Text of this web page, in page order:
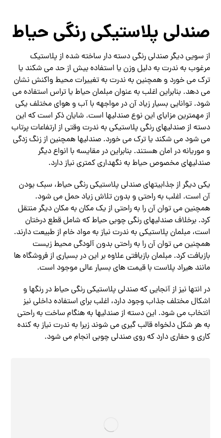
صندلی پلاستیکی رنگی حیاط
از سویی دیگر صندلی رنگی دسته دار ساخته شده از پلاستیک
مرغوب به ندرت به دلیل وزن یا استفاده بیش از حد می شکند یا
ترک می خورد و همچنین به ندرت به تغییرات محیط واکنش نشان
می دهد. بنابراین اغلب به عنوان مبلمان حیاط یا تراس استفاده می
شود. توانایی بسیار زیاد آن در مواجهه با آب و هوای مختلف یکی
از مهمترین مزایای این نوع صندلیها است. شایان ذکر است که این
دسته از صندلیهای رنگی پلاستیکی به ندرت وقتی از ارتفاعات پرتاب
می شود می شکند یا ترک می خورد. صندلیها همچنین از زنگ زدگی
و موریانه در امان هستند. بنابراین در مقایسه با انواع دیگر
صندلیهای مخصوص حیاط به نگهداری کمتری نیاز دارد.
یکی دیگر از جذابیتهای صندلی پلاستیکی رنگی حیاط، سبک بودن
آن است. اغلب به راحتی و بدون تلاش زیاد حمل می شود.
همچنین می توان آن را به راحتی از یک مکان به مکان دیگر منتقل
کرد. برخلاف صندلیهای رنگی چوبی حیاط که شامل قطع درختان
است، مبلمان پلاستیکی به ندرت نیاز به مواد خام از طبیعت دارند.
همچنین می توان آن را به راحتی بدون آلودگی محیط زیست
بازیافت کرد. مبلمان بازیافتی علاوه بر این در بسیاری از فروشگاه ها
مانند هیراد پلاست با قیمت های بسیار عالی موجود است.
در انتها نیز از آنجایی که صندلی پلاستیکی رنگی حیاط در رنگها و
اشکال مختلف جذاب وجود دارد، اغلب برای استفاده داخلی نیز
انتخاب می شود. این دسته از صندلیها به هنگام ساخت به راحتی
به هر شکل دلخواه قالب گیری می شوند زیرا به ندرت نیاز به کنده
کاری و حفاری دارد که روی صندلی چوبی انجام می شود.